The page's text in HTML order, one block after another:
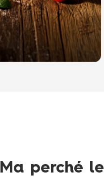
Ma perché le